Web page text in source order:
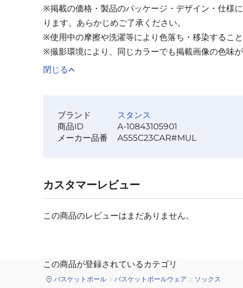
※掲載の価格・製品のパッケージ・デザイン・仕様
ります。あらかじめご了承ください。
※使用中の摩擦や洗濯等により色落ち・移染するこ
※撮影環境により、同じカラーでも掲載画像の色味が
閉じる
ブランド
スタンス
商品ID
A-10843105901
メーカー品番
A555C23CAR#MUL
カスタマーレビュー
この商品のレビューはまだありません。
この商品が登録されているカテゴリ
バスケットボール バスケットボールウェア ソックス